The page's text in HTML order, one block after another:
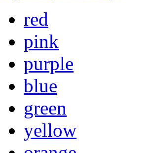
red
pink
purple
blue
green
yellow